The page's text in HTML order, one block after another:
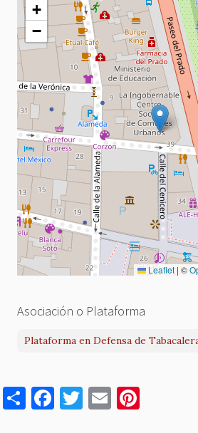
+
−
Leaflet | ©
Asociación o Plataforma
Plataforma en Defensa de
S
h
F
a
T
w
E
m